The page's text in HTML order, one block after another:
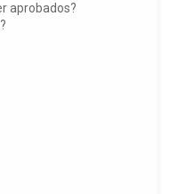
aprobados?